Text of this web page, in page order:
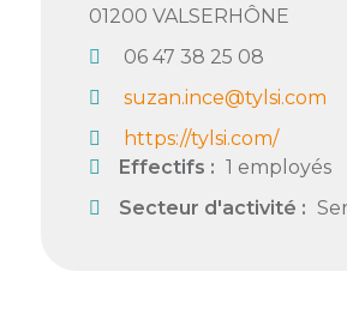
de
Congrès
salons
collaboratifs
01200 VALSERHÔNE
06 47 38 25 08
suzan.ince@tylsi.com
https://tylsi.com/
Effectifs : 1 employés
Secteur d'activité :